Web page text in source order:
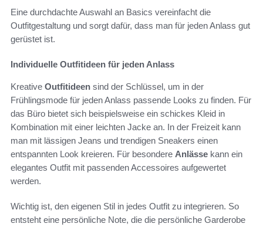
Eine durchdachte Auswahl an Basics vereinfacht die
Outfitgestaltung und sorgt dafür, dass man für jeden Anlass gut
gerüstet ist.
Individuelle Outfitideen für jeden Anlass
Kreative Outfitideen sind der Schlüssel, um in der
Frühlingsmode für jeden Anlass passende Looks zu finden. Für
das Büro bietet sich beispielsweise ein schickes Kleid in
Kombination mit einer leichten Jacke an. In der Freizeit kann
man mit lässigen Jeans und trendigen Sneakers einen
entspannten Look kreieren. Für besondere Anlässe kann ein
elegantes Outfit mit passenden Accessoires aufgewertet
werden.
Wichtig ist, den eigenen Stil in jedes Outfit zu integrieren. So
entsteht eine persönliche Note, die die persönliche Garderobe